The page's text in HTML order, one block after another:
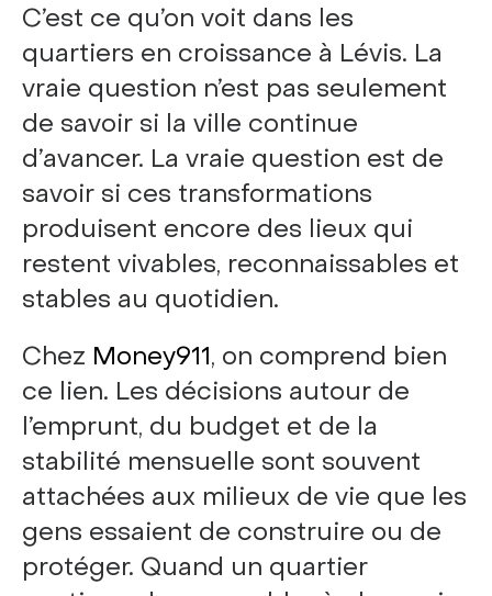
C’est ce qu’on voit dans les
quartiers en croissance à Lévis. La
vraie question n’est pas seulement
de savoir si la ville continue
d’avancer. La vraie question est de
savoir si ces transformations
produisent encore des lieux qui
restent vivables, reconnaissables et
stables au quotidien.
Chez Money911, on comprend bien
ce lien. Les décisions autour de
l’emprunt, du budget et de la
stabilité mensuelle sont souvent
attachées aux milieux de vie que les
gens essaient de construire ou de
protéger. Quand un quartier